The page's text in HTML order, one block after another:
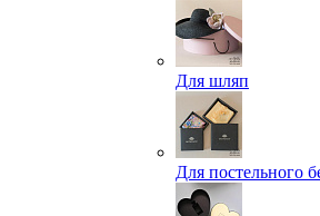
Для шляп
Для постельного